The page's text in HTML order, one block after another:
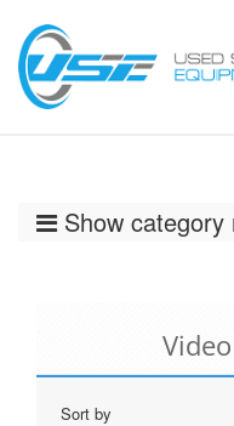
Show category
Sort by